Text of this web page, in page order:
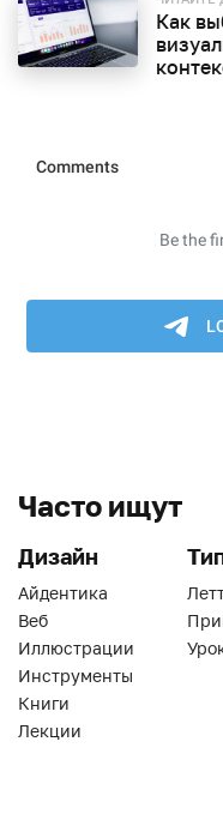
Как
Часто ищут
Дизайн
Айдентика
Веб
Иллюстрации
Инструменты
Книги
Лекции